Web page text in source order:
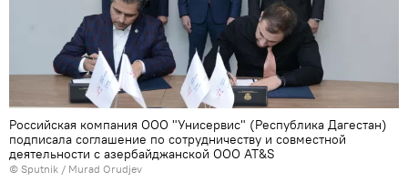
Российская компания ООО "Унисервис" (Республика Дагестан)
подписала соглашение по сотрудничеству и совместной
деятельности с азербайджанской ООО AT&S
© Sputnik / Murad Orudjev